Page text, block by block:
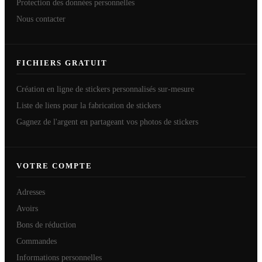
Protection des données personnelles
Nous contacter
FICHIERS GRATUIT
Création en ligne de stickers personnalisés sur-mesure
Liste de liens pour la fabrication de stickers
Gagnez de l'argent en partageant vos photos de stickers
VOTRE COMPTE
Adresses
Avoirs
Bons de réduction
Commandes
Informations personnelles